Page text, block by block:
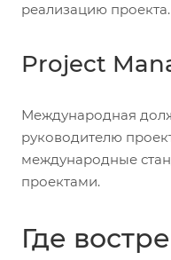
реализацию проекта.
Project
Международная
руководителю
международные
проектами.
Где